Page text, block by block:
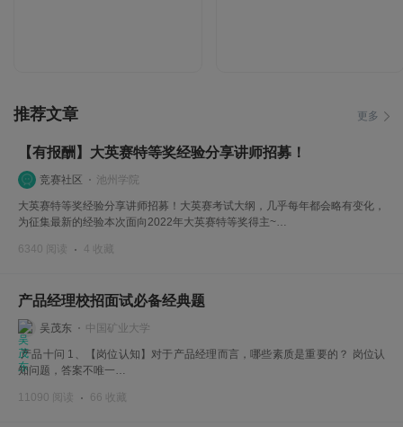
推荐文章 更多
【有报酬】大英赛特等奖经验分享讲师招募！
竞赛社区 池州学院
大英赛特等奖经验分享讲师招募！大英赛考试大纲，几乎每年都会略有变化，
为征集最新的经验本次面向2022年大英赛特等奖得主~…
6340 阅读 4 收藏
产品经理校招面试必备经典题
吴茂东 中国矿业大学
产品十问 1、【岗位认知】对于产品经理而言，哪些素质是重要的？ 岗位认
知问题，答案不唯一…
11090 阅读 66 收藏